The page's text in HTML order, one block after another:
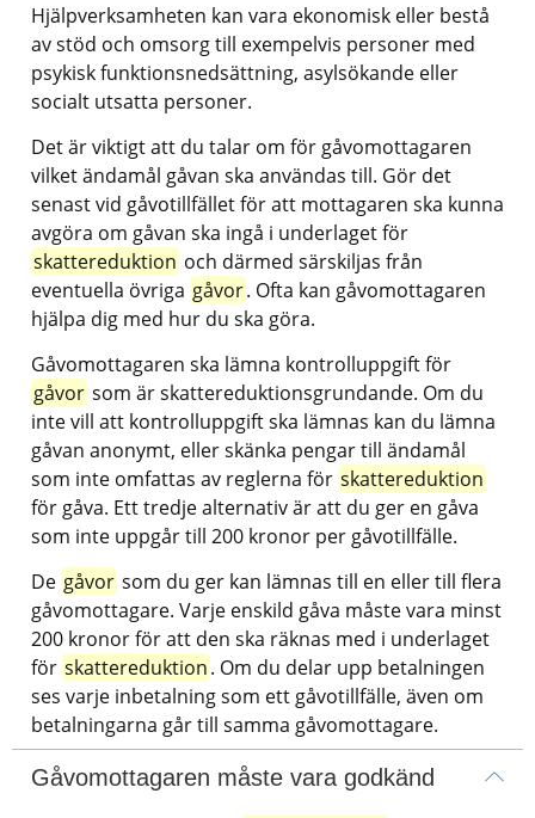
Hjälpverksamheten kan vara ekonomisk eller bestå
av stöd och omsorg till exempelvis personer med
psykisk funktionsnedsättning, asylsökande eller
socialt utsatta personer.
Det är viktigt att du talar om för gåvomottagaren
vilket ändamål gåvan ska användas till. Gör det
senast vid gåvotillfället för att mottagaren ska kunna
avgöra om gåvan ska ingå i underlaget för
skattereduktion och därmed särskiljas från
eventuella övriga gåvor. Ofta kan gåvomottagaren
hjälpa dig med hur du ska göra.
Gåvomottagaren ska lämna kontrolluppgift för
gåvor som är skattereduktionsgrundande. Om du
inte vill att kontrolluppgift ska lämnas kan du lämna
gåvan anonymt, eller skänka pengar till ändamål
som inte omfattas av reglerna för skattereduktion
för gåva. Ett tredje alternativ är att du ger en gåva
som inte uppgår till 200 kronor per gåvotillfälle.
De gåvor som du ger kan lämnas till en eller till flera
gåvomottagare. Varje enskild gåva måste vara minst
200 kronor för att den ska räknas med i underlaget
för skattereduktion. Om du delar upp betalningen
ses varje inbetalning som ett gåvotillfälle, även om
betalningarna går till samma gåvomottagare.
Gåvomottagaren måste vara godkänd